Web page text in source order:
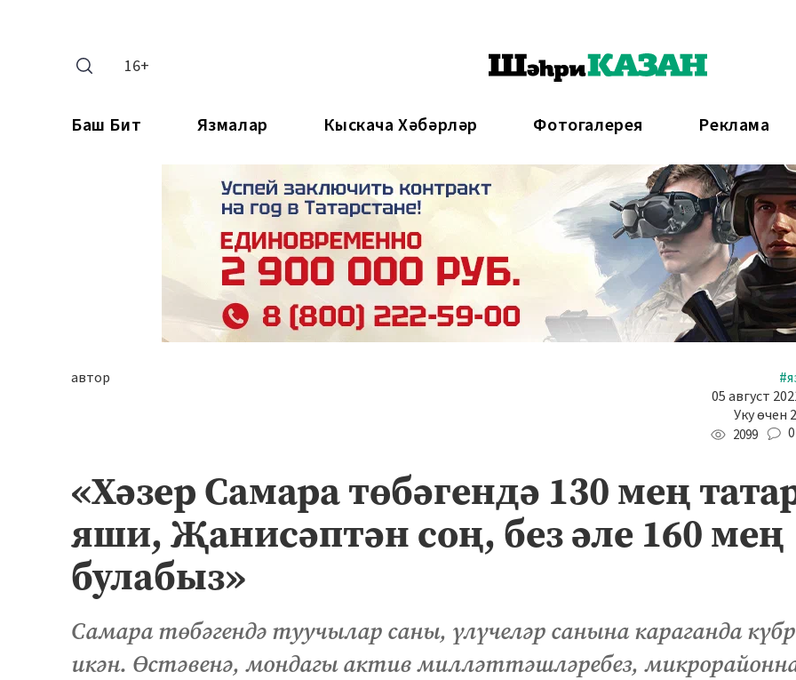
16+
Баш Бит Язмалар Кыскача Хәбәрләр Фотогалерея Реклама
автор
05 август
Уку өчен
2099 0
«Хәзер Самара төбәгендә 130 мең
яши, Җанисәптән соң, без әле 160 мең
булабыз»
Самара төбәгендә туучылар саны, үлүчеләр санына караганда
икән. Өстәвенә, мондагы актив милләттәшләребез,